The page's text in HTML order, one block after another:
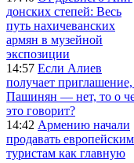
донских степей: Весь
путь нахичеванских
армян в музейной
экспозиции
14:57 Если Алиев
получает приглашение,
Пашинян — нет, то о
это говорит?
14:42 Армению начали
продавать европейским
туристам как главную